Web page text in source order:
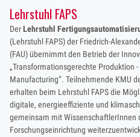
Lehrstuhl FAPS
DerLehrstuhl
(Lehrstuhl FAPS) der Friedrich-
(FAU) übernimmt den Betrieb der
„Transformationsgerechte Produktion
Manufacturing“. Teilnehmende KMU
erhalten beim Lehrstuhl FAPS die
digitale, energieeffiziente und
gemeinsam mit WissenschaftlerInnen
Forschungseinrichtung